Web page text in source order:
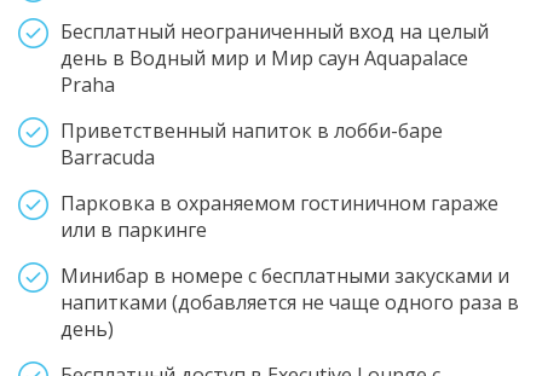
Бесплатный неограниченный вход на целый
день в Водный мир и Мир саун Aquapalace
Praha
Приветственный напиток в лобби-баре
Barracuda
Парковка в охраняемом гостиничном гараже
или в паркинге
Минибар в номере с бесплатными закусками и
напитками (добавляется не чаще одного раза в
день)